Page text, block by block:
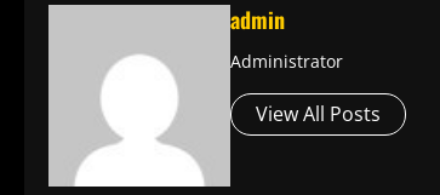
admin
Administrator
View All Posts